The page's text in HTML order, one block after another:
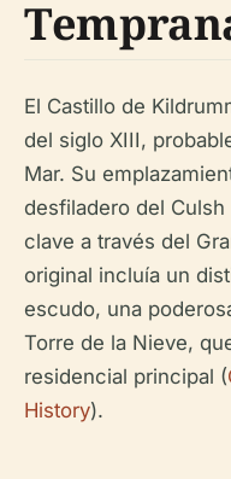
El Castillo de
del siglo XIII,
Mar. Su
desfiladero del
clave a través del
original incluía un
escudo, una
Torre de la Nieve,
residencial principal (
History).